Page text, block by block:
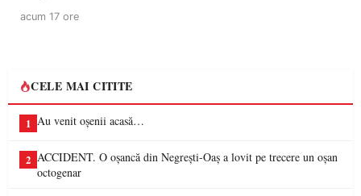
acum 17 ore
CELE MAI CITITE
1 Au venit oșenii acasă…
2 ACCIDENT. O oșancă din Negrești-Oaș a lovit pe trecere un oșan
octogenar